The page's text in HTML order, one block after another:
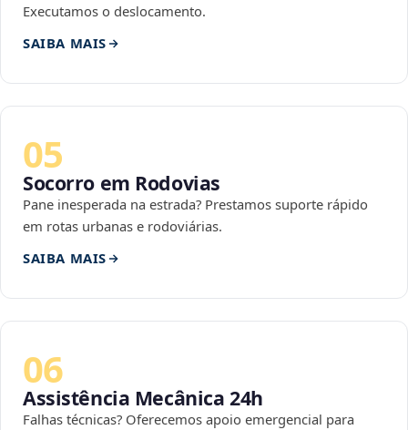
Executamos o deslocamento.
SAIBA MAIS
05
Socorro em Rodovias
Pane inesperada na estrada? Prestamos suporte rápido
em rotas urbanas e rodoviárias.
SAIBA MAIS
06
Assistência Mecânica 24h
Falhas técnicas? Oferecemos apoio emergencial para